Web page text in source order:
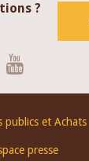
?
publics et Achats
presse